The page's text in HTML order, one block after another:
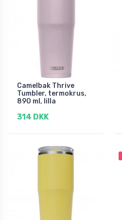
Camelbak Thrive
Tumbler, termokrus,
890 ml, lilla
314 DKK